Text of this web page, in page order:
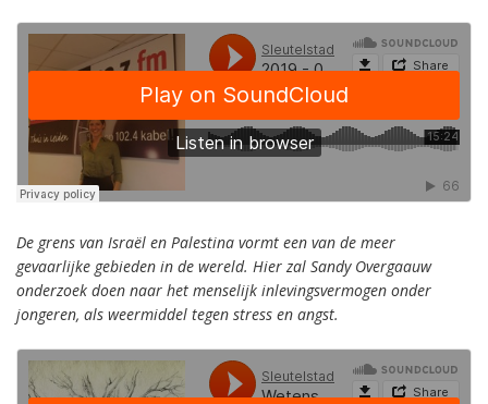
De grens van Israël en Palestina vormt een van de meer
gevaarlijke gebieden in de wereld. Hier zal Sandy Overgaauw
onderzoek doen naar het menselijk inlevingsvermogen onder
jongeren, als weermiddel tegen stress en angst.